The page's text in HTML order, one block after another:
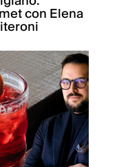
con Elena